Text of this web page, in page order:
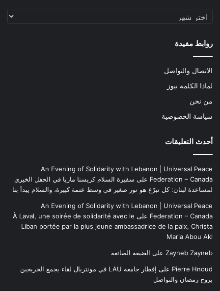
الأرشيف
روابط مفيدة
الاتصال والتواصل
لماذا الكلمة نيوز
من نحن
سياسة الخصوصية
أحدث التعليقات
An Evening of Solidarity with Lebanon | Universal Peace
Federation – Canada على سفيرة السلام كريستا ماريا في الحفل الخيري
لمساعدة لبنان: كل تبرّع هو نور صغير في وسط عتمة كبيرة، والسلام يبدأ بنا
An Evening of Solidarity with Lebanon | Universal Peace
Federation – Canada على À Laval, une soirée de solidarité avec le
Liban portée par la plus jeune ambassadrice de la paix, Christa
Maria Abou Akl
Zayneb Zayneb على الضيعة الضائعة
Pierre Hnoud على
إفطار جامعة LAU في مونتريال لقاء يجمع الخريجين
بروح رمضان والتواصل